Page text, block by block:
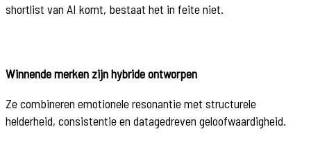
shortlist van AI komt, bestaat het in feite niet.
Winnende merken zijn hybride ontworpen
Ze combineren emotionele resonantie met structurele
helderheid, consistentie en datagedreven geloofwaardigheid.